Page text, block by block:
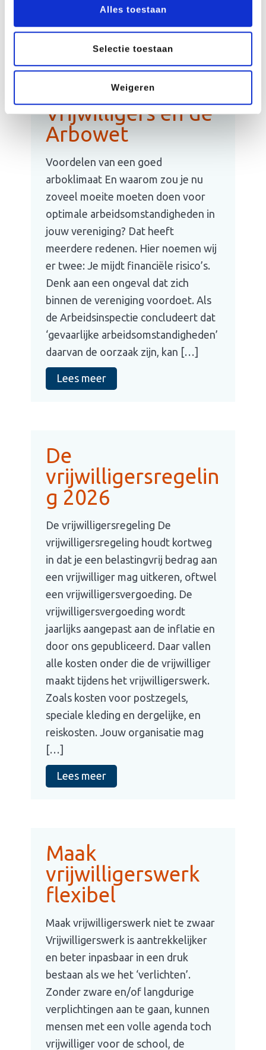
Alles toestaan
Selectie toestaan
Weigeren
alleen kinderen […]
Lees meer
Vrijwilligers en de
Arbowet
Voordelen van een goed
arboklimaat En waarom zou je nu
zoveel moeite moeten doen voor
optimale arbeidsomstandigheden in
jouw vereniging? Dat heeft
meerdere redenen. Hier noemen wij
er twee: Je mijdt financiële risico’s.
Denk aan een ongeval dat zich
binnen de vereniging voordoet. Als
de Arbeidsinspectie concludeert dat
‘gevaarlijke arbeidsomstandigheden’
daarvan de oorzaak zijn, kan […]
Lees meer
De
vrijwilligersregelin
g 2026
De vrijwilligersregeling De
vrijwilligersregeling houdt kortweg
in dat je een belastingvrij bedrag aan
een vrijwilliger mag uitkeren, oftwel
een vrijwilligersvergoeding. De
vrijwilligersvergoeding wordt
jaarlijks aangepast aan de inflatie en
door ons gepubliceerd. Daar vallen
alle kosten onder die de vrijwilliger
maakt tijdens het vrijwilligerswerk.
Zoals kosten voor postzegels,
speciale kleding en dergelijke, en
reiskosten. Jouw organisatie mag
[…]
Lees meer
Maak
vrijwilligerswerk
flexibel
Maak vrijwilligerswerk niet te zwaar
Vrijwilligerswerk is aantrekkelijker
en beter inpasbaar in een druk
bestaan als we het ‘verlichten’.
Zonder zware en/of langdurige
verplichtingen aan te gaan, kunnen
mensen met een volle agenda toch
vrijwilliger voor de school, de